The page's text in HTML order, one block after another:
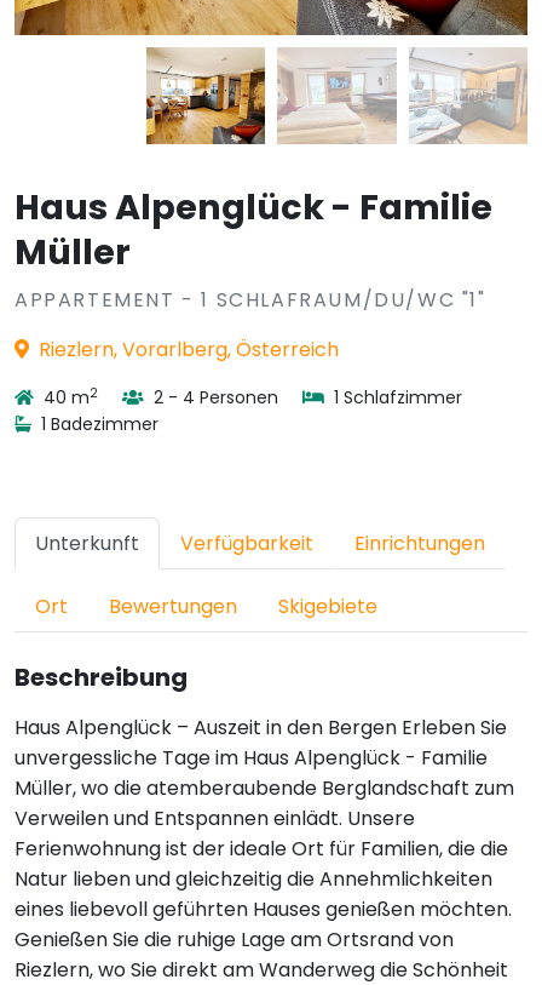
Haus Alpenglück - Familie
Müller
APPARTEMENT - 1 SCHLAFRAUM/DU/WC "1"
Riezlern, Vorarlberg, Österreich
40 m2 2 - 4 Personen
1 Schlafzimmer
1 Badezimmer
Unterkunft Verfügbarkeit Einrichtungen
Ort Bewertungen Skigebiete
Beschreibung
Haus Alpenglück – Auszeit in den Bergen Erleben Sie
unvergessliche Tage im Haus Alpenglück - Familie
Müller, wo die atemberaubende Berglandschaft zum
Verweilen und Entspannen einlädt. Unsere
Ferienwohnung ist der ideale Ort für Familien, die die
Natur lieben und gleichzeitig die Annehmlichkeiten
eines liebevoll geführten Hauses genießen möchten.
Genießen Sie die ruhige Lage am Ortsrand von
Riezlern, wo Sie direkt am Wanderweg die Schönheit